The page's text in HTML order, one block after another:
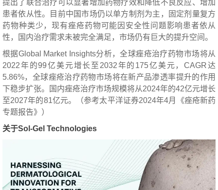
提出了联合治疗可以显著增加药物疗效和降低不良反应、增加
患者依从性。目前中国市场仍以单方制剂为主，固定剂量复方
药物种类少，现有痤疮药物可能因安全性问题影响患者依从
性，国内治疗需求未被完全满足，市场仍有巨大的提升空间。
根据Global Market Insights分析，全球痤疮治疗药物市场将从
2022年的99亿美元增长至2032年的175亿美元，CAGR达
5.86%，全球痤疮治疗药物市场将在新产品渗透率提升的作用
下稳步扩张。国内痤疮治疗市场规模将从2024年的42亿元增长
至2027年的81亿元。（参考太平洋证券2024年4月《痤疮新药
专题报告》）
关于Sol-Gel Technologies